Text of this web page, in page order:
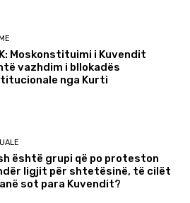
Moskonstituimi i Kuvendit
vazhdim i bllokadës
nga Kurti
është grupi që po proteston
ligjit për shtetësinë, të cilët
sot para Kuvendit?